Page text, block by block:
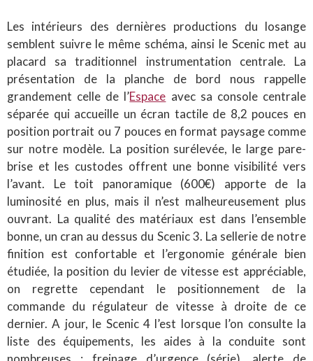
Les intérieurs des dernières productions du losange
semblent suivre le même schéma, ainsi le Scenic met au
placard sa traditionnel instrumentation centrale. La
présentation de la planche de bord nous rappelle
grandement celle de l’Espace avec sa console centrale
séparée qui accueille un écran tactile de 8,2 pouces en
position portrait ou 7 pouces en format paysage comme
sur notre modèle. La position surélevée, le large pare-
brise et les custodes offrent une bonne visibilité vers
l’avant. Le toit panoramique (600€) apporte de la
luminosité en plus, mais il n’est malheureusement plus
ouvrant. La qualité des matériaux est dans l’ensemble
bonne, un cran au dessus du Scenic 3. La sellerie de notre
finition est confortable et l’ergonomie générale bien
étudiée, la position du levier de vitesse est appréciable,
on regrette cependant le positionnement de la
commande du régulateur de vitesse à droite de ce
dernier. A jour, le Scenic 4 l’est lorsque l’on consulte la
liste des équipements, les aides à la conduite sont